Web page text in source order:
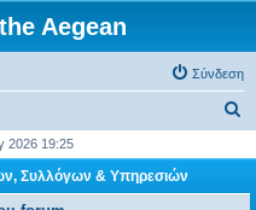
Aegean
Σύνδεση
ζ
2026 19:25
Συλλόγων & Υπηρεσιών